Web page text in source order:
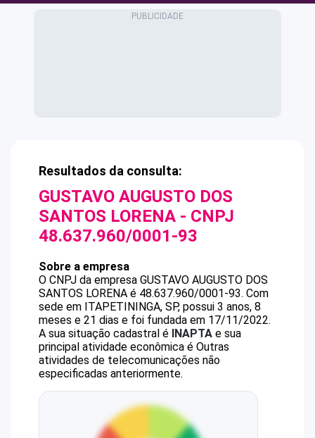
Resultados da consulta:
GUSTAVO AUGUSTO DOS
SANTOS LORENA - CNPJ
48.637.960/0001-93
Sobre a empresa
O CNPJ da empresa GUSTAVO AUGUSTO DOS
SANTOS LORENA é 48.637.960/0001-93. Com
sede em ITAPETININGA, SP, possui 3 anos, 8
meses e 21 dias e foi fundada em 17/11/2022.
A sua situação cadastral é INAPTA e sua
principal atividade econômica é Outras
atividades de telecomunicações não
especificadas anteriormente.